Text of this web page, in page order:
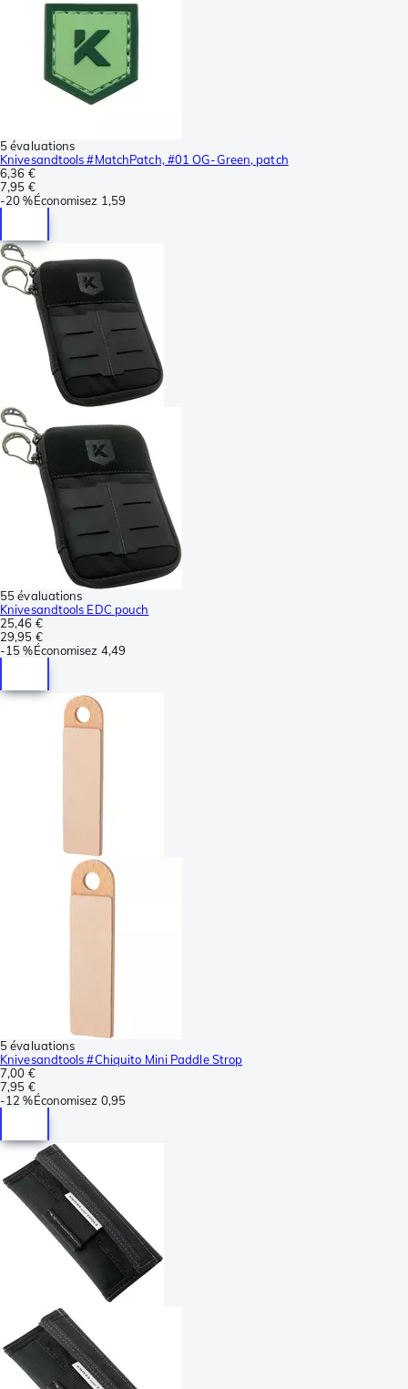
5 évaluations
Knivesandtools #MatchPatch, #01 OG-Green, patch
6,36 €
7,95 €
-20 %Économisez 1,59
55 évaluations
Knivesandtools EDC pouch
25,46 €
29,95 €
-15 %Économisez 4,49
5 évaluations
Knivesandtools #Chiquito Mini Paddle Strop
7,00 €
7,95 €
-12 %Économisez 0,95